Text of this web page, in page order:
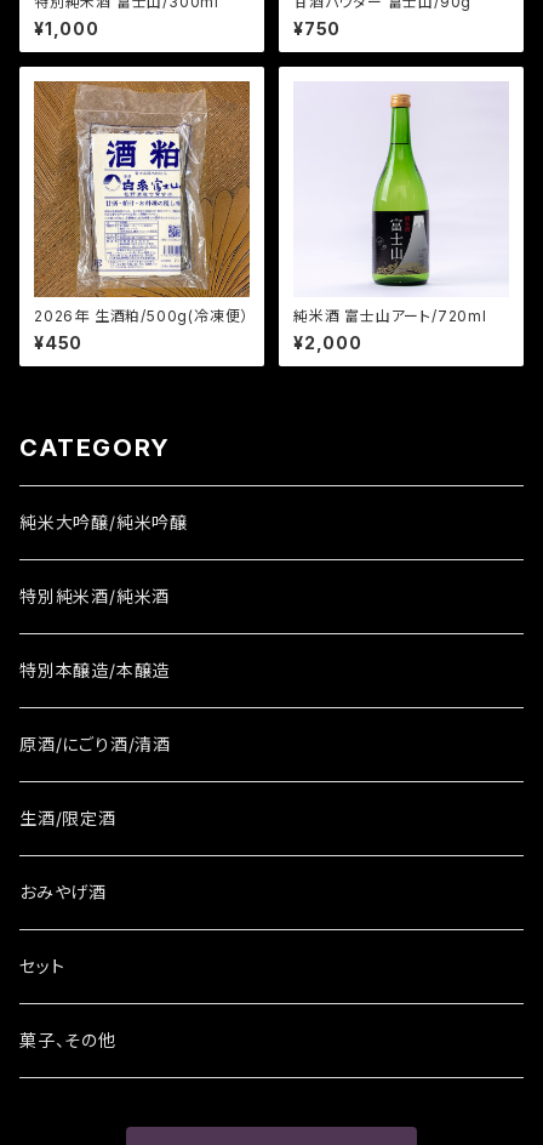
¥1,000 ¥750
2026年 生酒粕/500g(冷凍便）
¥450
純米酒 富士山アート/720ml
¥2,000
CATEGORY
純米大吟醸/純米吟醸
特別純米酒/純米酒
特別本醸造/本醸造
原酒/にごり酒/清酒
生酒/限定酒
おみやげ酒
セット
菓子、その他